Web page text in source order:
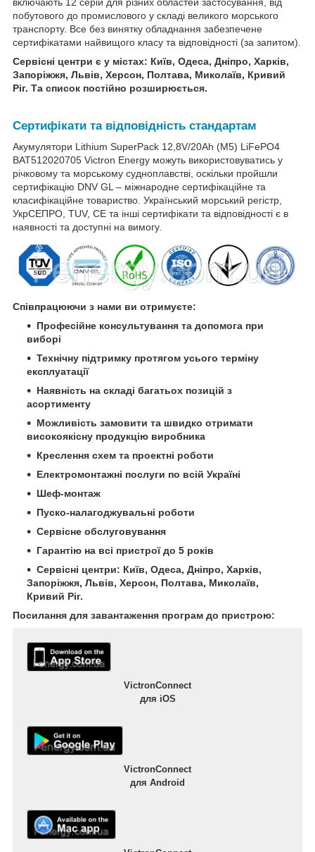
побутового до промислового у складі великого морського
транспорту. Все без винятку обладнання забезпечене
сертифікатами найвищого класу та відповідності (за запитом).
Сервісні центри є у містах: Київ, Одеса, Дніпро, Харків,
Запоріжжя, Львів, Херсон, Полтава, Миколаїв, Кривий
Ріг. Та список постійно розширюється.
Сертифікати та відповідність стандартам
Акумулятори Lithium SuperPack 12,8V/20Ah (M5) LiFePO4
BAT512020705 Victron Energy можуть використовуватись у
річковому та морському судноплавстві, оскільки пройшли
сертифікацію DNV GL – міжнародне сертифікаційне та
класифікаційне товариство. Український морський регістр,
УкрСЕПРО, TUV, CE та інші сертифікати та відповідності є в
наявності та доступні на вимогу.
Співпрацюючи з нами ви отримуєте:
Професійне консультування та допомога при
виборі
Технічну підтримку протягом усього терміну
експлуатації
Наявність на складі багатьох позицій з
асортименту
Можливість замовити та швидко отримати
високоякісну продукцію виробника
Креслення схем та проектні роботи
Електромонтажні послуги по всій Україні
Шеф-монтаж
Пуско-налагоджувальні роботи
Сервісне обслуговування
Гарантію на всі пристрої до 5 років
Сервісні центри: Київ, Одеса, Дніпро, Харків,
Запоріжжя, Львів, Херсон, Полтава, Миколаїв,
Кривий Ріг.
Посилання для завантаження програм до пристрою:
VictronConnect
для iOS
VictronConnect
для Android